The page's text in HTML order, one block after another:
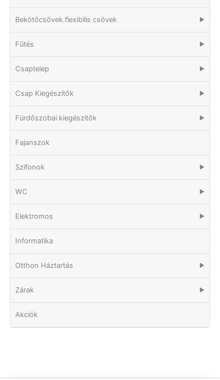
Bekötőcsövek.flexibilis csövek ▶
Fűtés ▶
Csaptelep ▶
Csap Kiegészítők ▶
Fürdőszobai kiegészítők ▶
Fajanszok
Szifonok ▶
WC ▶
Elektromos ▶
Informatika
Otthon Háztartás ▶
Zárak ▶
Akciók